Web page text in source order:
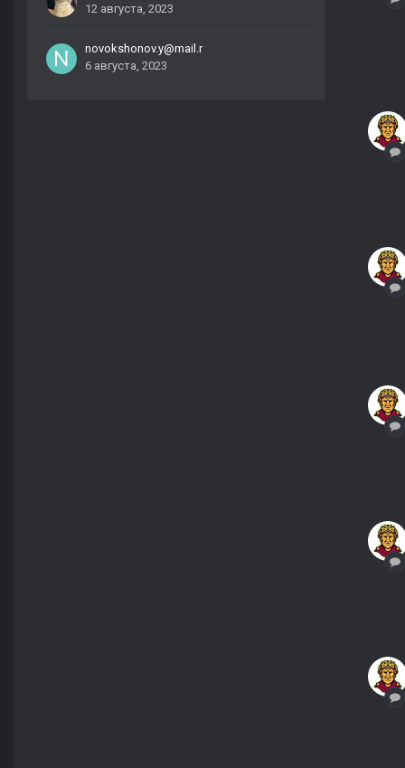
12 августа, 2023
novokshonov.y@mail.r
6 августа, 2023